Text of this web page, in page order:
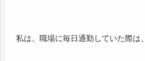
私は、職場に毎日通勤していた際は、